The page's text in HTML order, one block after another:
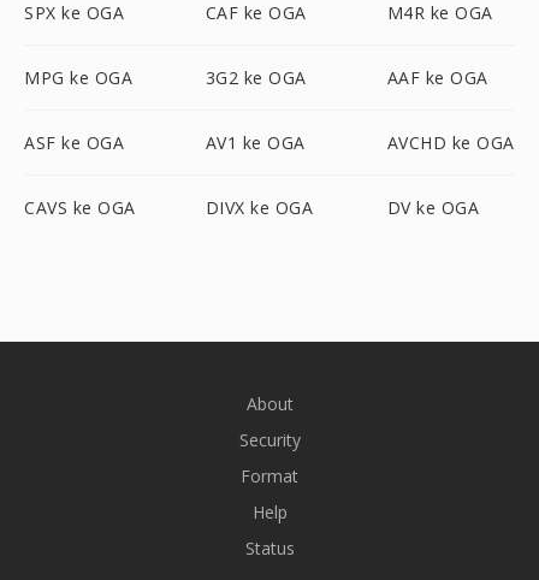
SPX ke OGA CAF ke OGA M4R ke OGA
MPG ke OGA 3G2 ke OGA AAF ke OGA
ASF ke OGA AV1 ke OGA AVCHD ke OGA
CAVS ke OGA DIVX ke OGA DV ke OGA
About
Security
Format
Help
Status